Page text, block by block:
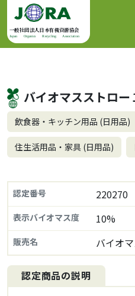
コンテンツへスキップ
メインナビゲーショ
一般社団法人日本有機資源協会
Japan Organics Recycling Association
バイオマスストロー
飲食器・キッチン用品 (日用品)
住生活用品・家具 (日用品)
認定番号 220270
表示バイオマス度 10%
販売名 バイオ
認定商品の説明